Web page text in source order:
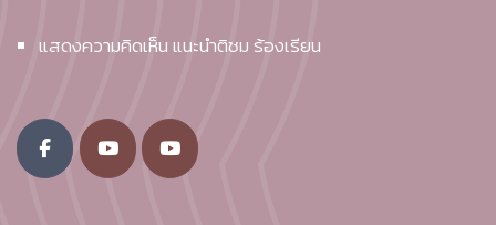
แสดงความคิดเห็น แนะนำติชม ร้องเรียน